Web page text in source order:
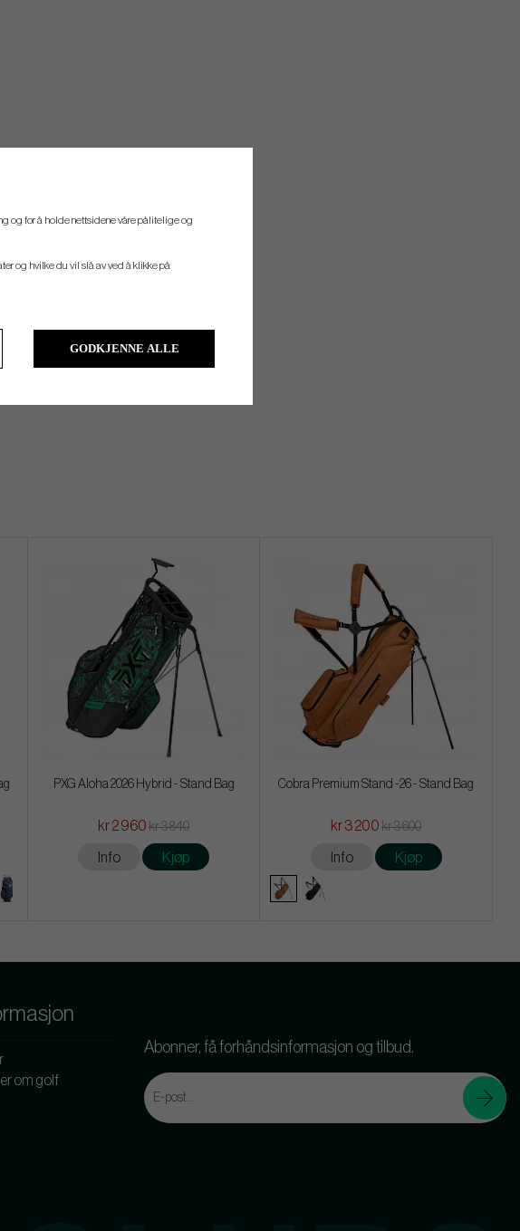
PXG Aloha 2026 Hybrid - Stand Bag
kr 2 960 kr 3 840
Info Kjøp
Cobra Premium Stand -26 - Stand Bag
kr 3 200 kr 3 600
Info Kjøp
om golf
Abonner, få forhåndsinformasjon og tilbud.
og for å holde nettsidene våre pålitelige og
og hvilke du vil slå av ved å klikke på
GODKJENNE ALLE